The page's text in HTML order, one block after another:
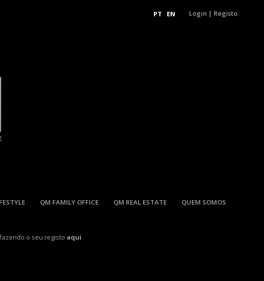
PT EN Login | Registo
QM FAMILY OFFICE QM REAL ESTATE QUEM SOMOS
o seu registo aqui